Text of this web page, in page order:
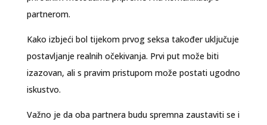
partnerom.
Kako izbjeći bol tijekom prvog seksa također uključuje
postavljanje realnih očekivanja. Prvi put može biti
izazovan, ali s pravim pristupom može postati ugodno
iskustvo.
Važno je da oba partnera budu spremna zaustaviti se i